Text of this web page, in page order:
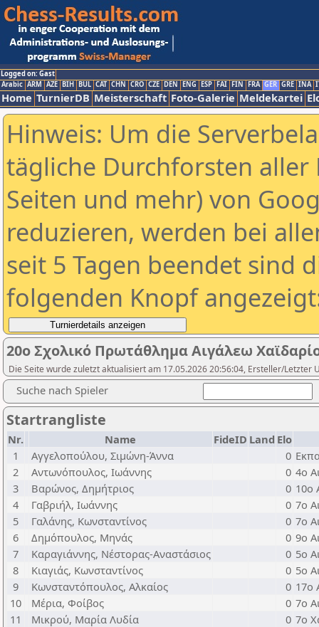
Logged on: Gast
Arabic ARM AZE BIH BUL CAT CHN CRO CZE DEN ENG ESP FAI FIN FRA GER GRE INA
Home TurnierDB Meisterschaft Foto-Galerie Meldekartei
Hinweis: Um die
tägliche Durchforsten aller
Seiten und mehr) von
reduzieren, werden bei
seit 5 Tagen beendet sind
folgenden Knopf
20ο Σχολικό Πρωτάθλημα Αιγάλεω
Die Seite wurde zuletzt aktualisiert am 17.05.2026 20:56:04, Ersteller/Letzter
Suche nach Spieler
Startrangliste
Nr. Name FideID Land Elo
1
Αγγελοπούλου, Σιμώνη-Άννα 0
2
Αντωνόπουλος, Ιωάννης 0 4ο
3
Βαρώνος, Δημήτριος 0 10ο
4
Γαβριήλ, Ιωάννης 0 7ο
5
Γαλάνης, Κωνσταντίνος 0 7ο
6
Δημόπουλος, Μηνάς 0 9ο
7
Καραγιάννης, Νέστορας-Αναστάσιος 0 5o
8
Κιαγιάς, Κωνσταντίνος 0 5o
9
Κωνσταντόπουλος, Αλκαίος 0 17ο
10
Μέρια, Φοίβος 0 7ο
11
Μικρού, Μαρία Λυδία 0 7ο